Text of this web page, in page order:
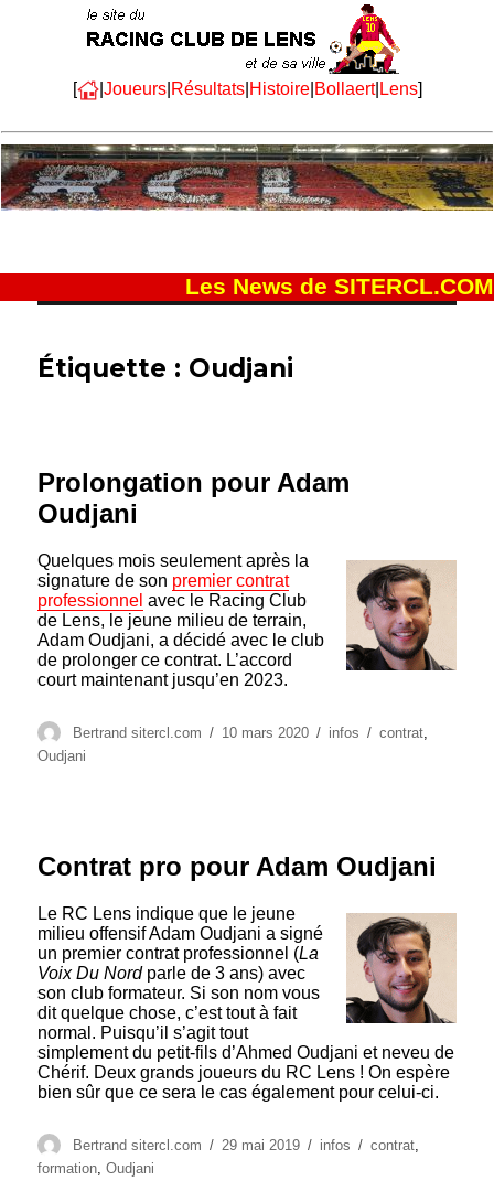
[ | Joueurs| Résultats| Histoire| Bollaert| Lens]
Les News de SITERCL.COM
Étiquette : Oudjani
Prolongation pour Adam
Oudjani
Quelques mois seulement après la
signature de son premier contrat
professionnel avec le Racing Club
de Lens, le jeune milieu de terrain,
Adam Oudjani, a décidé avec le club
de prolonger ce contrat. L’accord
court maintenant jusqu’en 2023.
Auteur
Bertrand sitercl.com
Publié
10 mars 2020 Catégories
infos Étiquettes
contrat,
Oudjani
Contrat pro pour Adam Oudjani
Le RC Lens indique que le jeune
milieu offensif Adam Oudjani a signé
un premier contrat professionnel (La
Voix Du Nordparle de 3 ans) avec
son club formateur. Si son nom vous
dit quelque chose, c’est tout à fait
normal. Puisqu’il s’agit tout
simplement du petit-fils d’Ahmed Oudjani et neveu de
Chérif. Deux grands joueurs du RC Lens ! On espère
bien sûr que ce sera le cas également pour celui-ci.
Auteur
Bertrand sitercl.com
Publié
29 mai 2019 Catégories
infos Étiquettes
contrat,
formation,Oudjani